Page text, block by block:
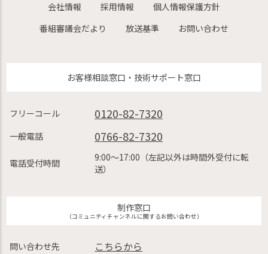
会社情報 採用情報
個人情報保護方針
番組審議会だより
放送基準 お問い合わせ
お客様相談窓口・技術サポート窓口
フリーコール 0120-82-7320
一般電話 0766-82-7320
電話受付時間
9:00〜17:00（左記以外は時間外受付に転
送）
制作窓口
（コミュニティチャンネルに関するお問い合わせ）
問い合わせ先 こちらから